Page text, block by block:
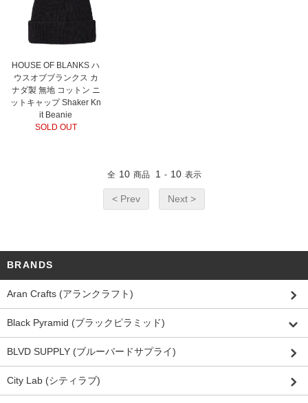
HOUSE OF BLANKS ハ
ウスオブブランクス カ
ナダ製 無地 コットン ニ
ットキャップ Shaker Kn
it Beanie
SOLD OUT
全 10 商品 1 - 10 表示
< Prev Next >
BRANDS
Aran Crafts (アランクラフト)
Black Pyramid (ブラックピラミッド)
BLVD SUPPLY (ブルーバードサプライ)
City Lab (シティラブ)